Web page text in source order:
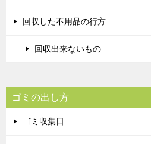
回収した不用品の行方
回収出来ないもの
ゴミの出し方
ゴミ収集日